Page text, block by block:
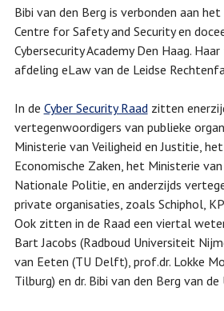
Bibi van den Berg is verbonden aan
Centre for Safety and Security en
Cybersecurity Academy Den Haag.
afdeling eLaw van de Leidse
In de Cyber Security Raadzitten
vertegenwoordigers van publieke
Ministerie van Veiligheid en Justitie,
Economische Zaken, het Ministerie
Nationale Politie, en anderzijds
private organisaties, zoals Schiphol,
Ook zitten in de Raad een viertal
Bart Jacobs (Radboud Universiteit
van Eeten (TU Delft), prof.dr. Lokke
Tilburg) en dr. Bibi van den Berg van